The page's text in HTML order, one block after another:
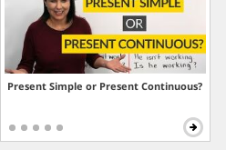
Present Simple or Present Continuous?